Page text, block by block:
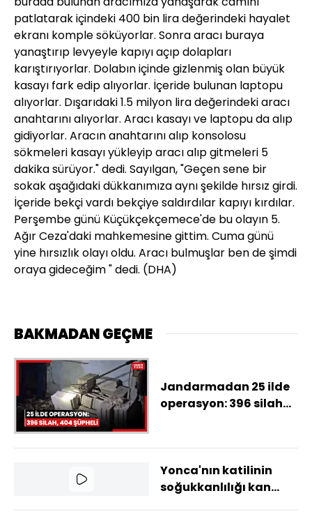
patlatarak içindeki 400 bin lira değerindeki hayalet
ekranı komple söküyorlar. Sonra aracı buraya
yanaştırıp levyeyle kapıyı açıp dolapları
karıştırıyorlar. Dolabın içinde gizlenmiş olan büyük
kasayı fark edip alıyorlar. İçeride bulunan laptopu
alıyorlar. Dışarıdaki 1.5 milyon lira değerindeki aracı
anahtarını alıyorlar. Aracı kasayı ve laptopu da alıp
gidiyorlar. Aracın anahtarını alıp konsolosu
sökmeleri kasayı yükleyip aracı alıp gitmeleri 5
dakika sürüyor." dedi. Sayılgan, "Geçen sene bir
sokak aşağıdaki dükkanımıza aynı şekilde hırsız girdi.
İçeride bekçi vardı bekçiye saldırdılar kapıyı kırdılar.
Perşembe günü Küçükçekçemece'de bu olayın 5.
Ağır Ceza'daki mahkemesine gittim. Cuma günü
yine hırsızlık olayı oldu. Aracı bulmuşlar ben de şimdi
oraya gideceğim " dedi. (DHA)
BAKMADAN GEÇME
Jandarmadan 25 ilde
operasyon: 396 silah
Yonca'nın katilinin
soğukkanlılığı kan